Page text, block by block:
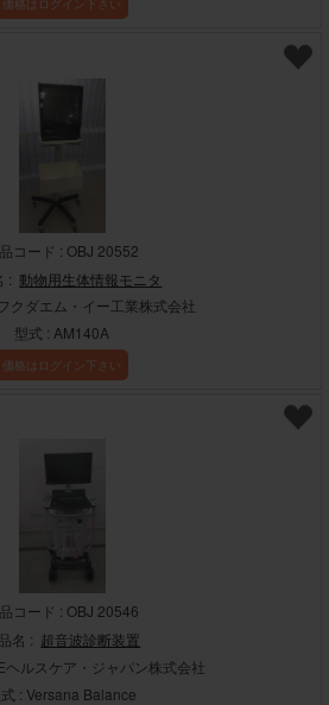
価格はログイン下さい
コード : OBJ 20552
: 動物用生体情報モニタ
クダエム・イー工業株式会社
型式 : AM140A
価格はログイン下さい
コード : OBJ 20546
名 : 超音波診断装置
ヘルスケア・ジャパン株式会社
: Versana Balance